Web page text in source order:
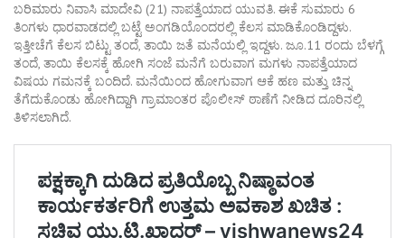
ಬರಿಮಾರು ನಿವಾಸಿ ಮಾದೇವಿ (21) ನಾಪತ್ತೆಯಾದ ಯುವತಿ. ಈಕೆ ಸುಮಾರು 6
ತಿಂಗಳು ಧಾರವಾಡದಲ್ಲಿ ಬಟ್ಟೆ ಅಂಗಡಿಯೊಂದರಲ್ಲಿ ಕೆಲಸ ಮಾಡಿಕೊಂಡಿದ್ದಳು.
ಇತ್ತೀಚೆಗೆ ಕೆಲಸ ಬಿಟ್ಟು ತಂದೆ, ತಾಯಿ ಜತೆ ಮನೆಯಲ್ಲಿ ಇದ್ದಳು. ಜೂ.11 ರಂದು ಬೆಳಗ್ಗೆ
ತಂದೆ, ತಾಯಿ ಕೆಲಸಕ್ಕೆ ಹೋಗಿ ಸಂಜೆ ಮನೆಗೆ ಬರುವಾಗ ಮಗಳು ನಾಪತ್ತೆಯಾದ
ವಿಷಯ ಗಮನಕ್ಕೆ ಬಂದಿದೆ. ಮನೆಯಿಂದ ಹೋಗುವಾಗ ಆಕೆ ಹಣ ಮತ್ತು ಚಿನ್ನ
ತೆಗೆದುಕೊಂಡು ಹೋಗಿದ್ದಾಗಿ ಗ್ರಾಮಾಂತರ ಪೊಲೀಸ್ ಠಾಣೆಗೆ ನೀಡಿದ ದೂರಿನಲ್ಲಿ
ತಿಳಿಸಲಾಗಿದೆ.